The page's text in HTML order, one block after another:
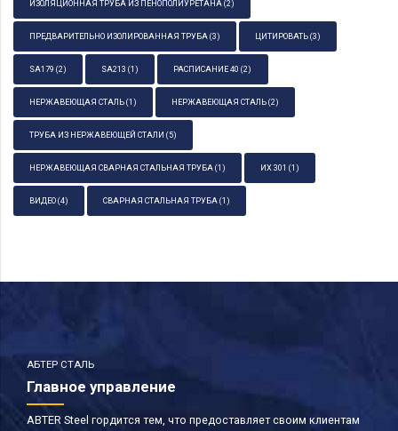
ИЗОЛЯЦИОННАЯ ТРУБА ИЗ ПЕНОПОЛИУРЕТАНА (2)
ПРЕДВАРИТЕЛЬНО ИЗОЛИРОВАННАЯ ТРУБА (3) ЦИТИРОВАТЬ (3)
SA179 (2) SA213 (1) РАСПИСАНИЕ 40 (2)
НЕРЖАВЕЮЩАЯ СТАЛЬ (1) НЕРЖАВЕЮЩАЯ СТАЛЬ (2)
ТРУБА ИЗ НЕРЖАВЕЮЩЕЙ СТАЛИ (5)
НЕРЖАВЕЮЩАЯ СВАРНАЯ СТАЛЬНАЯ ТРУБА (1) ИХ 301 (1)
ВИДЕО (4) СВАРНАЯ СТАЛЬНАЯ ТРУБА (1)
АБТЕР СТАЛЬ
Главное управление
ABTER Steel гордится тем, что предоставляет своим клиентам